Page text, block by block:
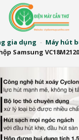
gia dụng - Máy hút
Samsung